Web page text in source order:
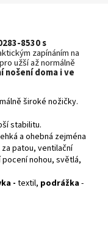
8530 s
zapínáním na
užší až normálně
nošení doma i ve
široké nožičky.
stabilitu.
a ohebná zejména
patou, ventilační
nohou, světlá,
- textil, podrážka-